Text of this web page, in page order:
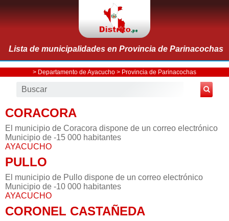
Lista de municipalidades en Provincia de Parinacochas
> Departamento de Ayacucho > Provincia de Parinacochas
CORACORA
El municipio de Coracora dispone de un correo electrónico
Municipio de -15 000 habitantes
AYACUCHO
PULLO
El municipio de Pullo dispone de un correo electrónico
Municipio de -10 000 habitantes
AYACUCHO
CORONEL CASTAÑEDA